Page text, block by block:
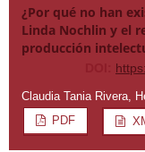
¿Por qué no han
Linda Nochlin y el
producción
Claudia Tania Rivera,
PDF